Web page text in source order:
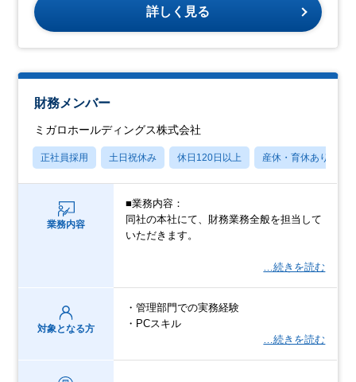
詳しく見る
財務メンバー
ミガロホールディングス株式会社
正社員採用 土日祝休み 休日120日以上 産休・育休あり
業務内容
■業務内容：
同社の本社にて、財務業務全般を担当して
いただきます。
…続きを読む
対象となる方
・管理部門での実務経験
・PCスキル
…続きを読む